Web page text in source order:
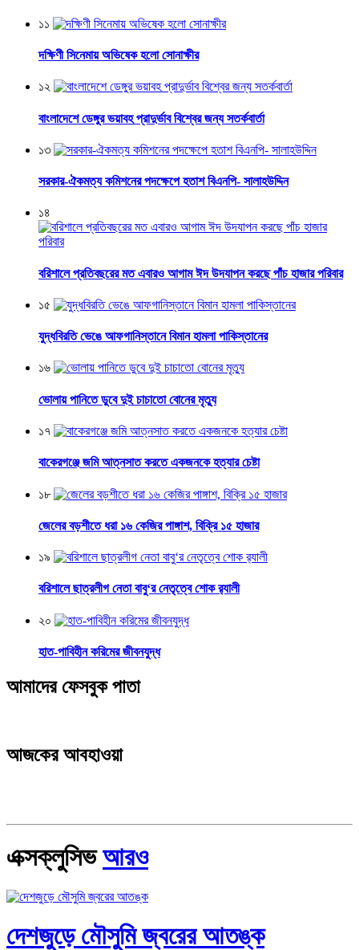
১১
দক্ষিণী সিনেমায় অভিষেক হলো সোনাক্ষীর
১২
বাংলাদেশে ডেঙ্গুর ভয়াবহ প্রাদুর্ভাব বিশ্বের জন্য সতর্কবার্তা
১৩
সরকার-ঐকমত্য কমিশনের পদক্ষেপে হতাশ বিএনপি- সালাহউদ্দিন
১৪
বরিশালে প্রতিবছরের মত এবারও আগাম ঈদ উদযাপন করছে পাঁচ হাজার পরিবার
১৫
যুদ্ধবিরতি ভেঙে আফগানিস্তানে বিমান হামলা পাকিস্তানের
১৬
ভোলায় পানিতে ডুবে দুই চাচাতো বোনের মৃত্যু
১৭
বাকেরগঞ্জে জমি আত্নসাত করতে একজনকে হত্যার চেষ্টা
১৮
জেলের বড়শীতে ধরা ১৬ কেজির পাঙ্গাশ, বিক্রি ১৫ হাজার
১৯
বরিশালে ছাত্রলীগ নেতা বাবু‘র নেতৃত্বে শোক র‌্যালী
২০
হাত-পাবিহীন করিমের জীবনযুদ্ধ
আমাদের ফেসবুক পাতা
আজকের আবহাওয়া
এক্সক্লুসিভআরও
দেশজুড়ে মৌসুমি জ্বরের আতঙ্ক